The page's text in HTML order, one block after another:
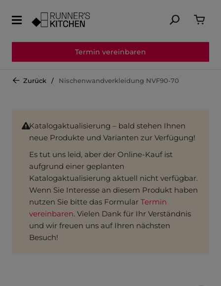
Termin vereinbaren
Zurück Nischenwandverkleidung NVF90-70
Katalogaktualisierung – bald stehen Ihnen
neue Produkte und Varianten zur Verfügung!
Es tut uns leid, aber der Online-Kauf ist
aufgrund einer geplanten
Katalogaktualisierung aktuell nicht verfügbar.
Wenn Sie Interesse an diesem Produkt haben
nutzen Sie bitte das Formular Termin
vereinbaren. Vielen Dank für Ihr Verständnis
und wir freuen uns auf Ihren nächsten
Besuch!